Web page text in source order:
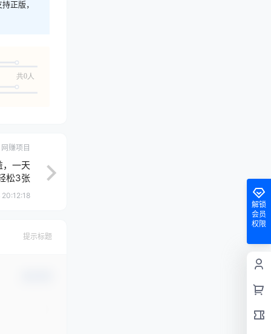
正版，
共0人
网赚项目
，一天
松3张
提示标题
解锁
会员
权限